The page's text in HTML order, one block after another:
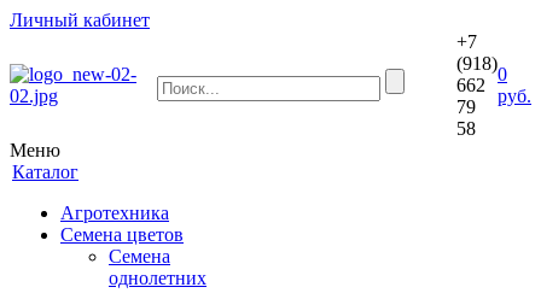
Личный кабинет
+7
(918)
662
79
58
0
руб.
Меню
Каталог
Агротехника
Семена цветов
Семена
однолетних